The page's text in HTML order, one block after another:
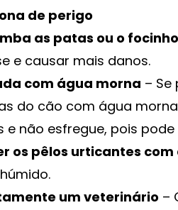
de perigo
as patas ou o focinho
e causar mais danos.
com água morna – Se
do cão com água
e não esfregue, pois
os pêlos urticantes com
um veterinário –